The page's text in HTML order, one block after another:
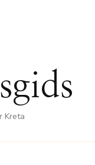
Kreta